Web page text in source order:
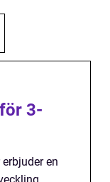
3-
en